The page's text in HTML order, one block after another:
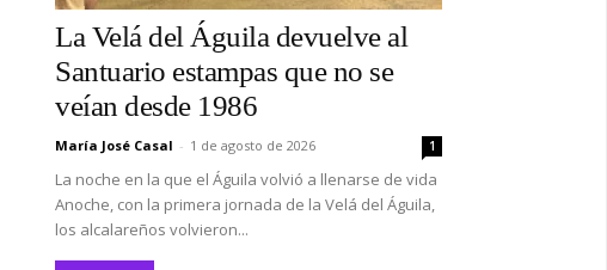
La Velá del Águila devuelve al
Santuario estampas que no se
veían desde 1986
María José Casal - 1 de agosto de 2026 1
La noche en la que el Águila volvió a llenarse de vida
Anoche, con la primera jornada de la Velá del Águila,
los alcalareños volvieron...